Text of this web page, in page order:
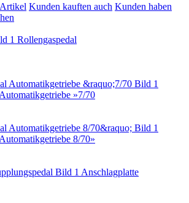
Kunden kauften auch Kunden haben
Rollengaspedal
»7/70
8/70»
Anschlagplatte